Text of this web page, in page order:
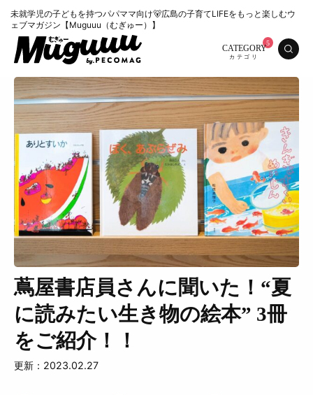
未就学児の子どもを持つパパママ向け🐻広島の子育てLIFEをもっと楽しむウ
ェブマガジン【Muguuu（むぎゅー）】
CATEGORY
特集 くらし
おいしい お知らせ
おでかけ
蔦屋書店員さんに聞いた！“夏
に読みたい生き物の絵本” 3冊
をご紹介！！
更新：2023.02.27